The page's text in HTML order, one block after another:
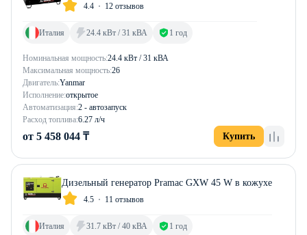
4.4 12 отзывов
Номинальная мощность:24.4 кВт / 31 кВА
Максимальная мощность:26
Двигатель:Yanmar
Исполнение:открытое
Автоматизация:2 - автозапуск
Расход топлива:6.27 л/ч
Италия 24.4 кВт / 31 кВА 1 год
от 5 458 044 ₸ Купить
Дизельный генератор Pramac GXW 45 W в кожухе
4.5 11 отзывов
Италия 31.7 кВт / 40 кВА 1 год